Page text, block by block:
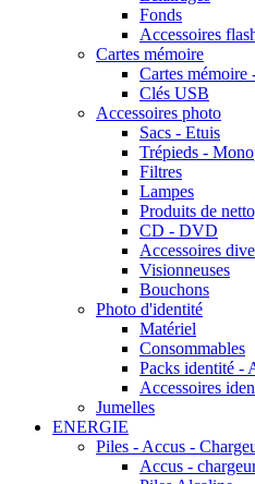
Fonds
Accessoires
Cartes mémoire
Cartes mémoire
Clés USB
Accessoires photo
Sacs - Etuis
Trépieds -
Filtres
Lampes
Produits de
CD - DVD
Accessoires
Visionneuses
Bouchons
Photo d'identité
Matériel
Consommables
Packs identité -
Accessoires
Jumelles
ENERGIE
Piles - Accus -
Accus -